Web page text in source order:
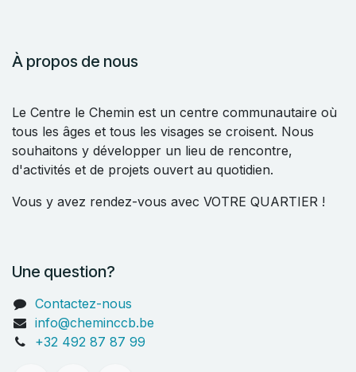
À propos de nous
Le Centre le Chemin est un centre communautaire où
tous les âges et tous les visages se croisent. Nous
souhaitons y développer un lieu de rencontre,
d'activités et de projets ouvert au quotidien.
Vous y avez rendez-vous avec VOTRE QUARTIER !
Une question?
Contactez-nous
info@cheminccb.be
+32 492 87 87 99